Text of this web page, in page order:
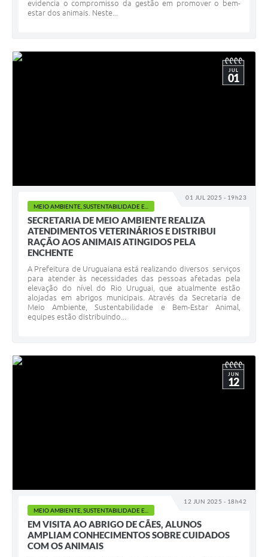
evidencia o compromisso da gestão em promover o bem-
estar dos animais. Neste...
01 JUL 2025 - 19h23
JUL
01
MEIO AMBIENTE, SUSTENTABILIDADE E...
SECRETARIA DE MEIO AMBIENTE REALIZA
ATENDIMENTOS VETERINÁRIOS E DISTRIBUI
RAÇÃO AOS ANIMAIS ATINGIDOS PELA
ENCHENTE
A Prefeitura de Uruguaiana está realizando diversos serviços
para atender às necessidades das pessoas afetadas pela
elevação do nível do Rio Uruguai, que atualmente estão
alojadas em abrigos municipais. Através da Secretaria de
Meio Ambiente, Sustentabilidade e Bem-Estar Animal,
equipes estão distribuindo...
12 JUN 2025 - 18h42
JUN
12
MEIO AMBIENTE, SUSTENTABILIDADE E...
EM VISITA AO ABRIGO DE CÃES, ALUNOS
AMPLIAM CONHECIMENTOS SOBRE CUIDADOS
COM OS ANIMAIS